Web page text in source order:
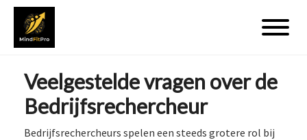
Veelgestelde vragen over de
Bedrijfsrechercheur
Bedrijfsrechercheurs spelen een steeds grotere rol bij